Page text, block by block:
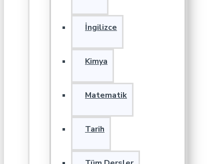
İngilizce
Kimya
Matematik
Tarih